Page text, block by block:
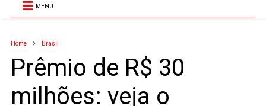
MENU
Home Brasil
Prêmio de R$ 30
milhões: veja o